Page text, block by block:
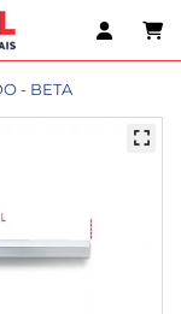
- BETA